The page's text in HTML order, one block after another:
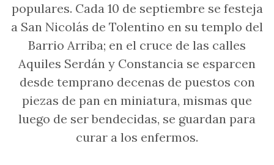
populares. Cada 10 de septiembre se festeja
a San Nicolás de Tolentino en su templo del
Barrio Arriba; en el cruce de las calles
Aquiles Serdán y Constancia se esparcen
desde temprano decenas de puestos con
piezas de pan en miniatura, mismas que
luego de ser bendecidas, se guardan para
curar a los enfermos.